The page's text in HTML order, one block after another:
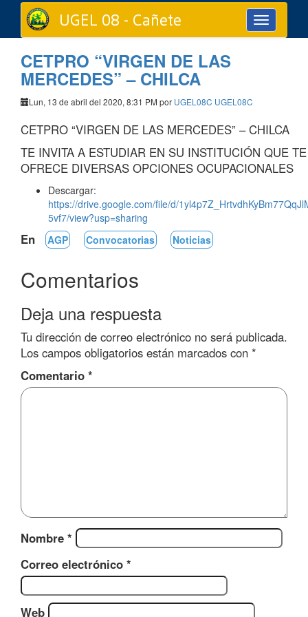
Toggle
navigation
UGEL 08 - Cañete
CETPRO “VIRGEN DE LAS
MERCEDES” – CHILCA
Lun, 13 de abril del 2020, 8:31 PM por UGEL08C UGEL08C
CETPRO “VIRGEN DE LAS MERCEDES” – CHILCA
TE INVITA A ESTUDIAR EN SU INSTITUCIÓN QUE TE
OFRECE DIVERSAS OPCIONES OCUPACIONALES
Descargar:
https://drive.google.com/file/d/
5vf7/view?usp=sharing
En AGP Convocatorias Noticias
Comentarios
Deja una respuesta
Tu dirección de correo electrónico no será publicada.
Los campos obligatorios están marcados con *
Comentario *
Nombre *
Correo electrónico *
Web